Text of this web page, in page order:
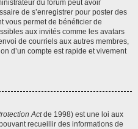
du forum peut avoir
de s’enregistrer pour poster des
vous permet de bénéficier de
aux invités comme les avatars
de courriels aux autres membres,
d’un compte est rapide et vivement
Actde 1998) est une loi aux
recueillir des informations de